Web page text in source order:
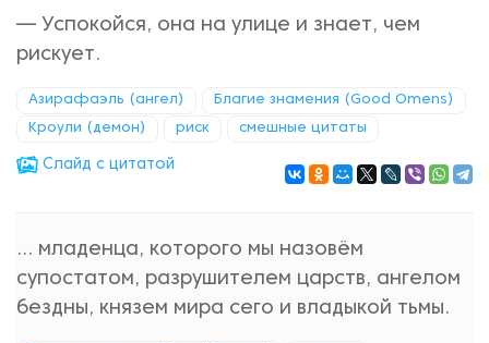
— Успокойся, она на улице и знает, чем
рискует.
Азирафаэль (ангел) Благие знамения (Good Omens)
Кроули (демон) риск смешные цитаты
Cлайд с цитатой
... младенца, которого мы назовём
супостатом, разрушителем царств, ангелом
бездны, князем мира сего и владыкой тьмы.